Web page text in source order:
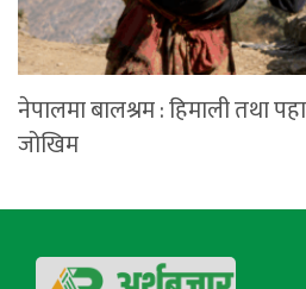
नेपालमा बालश्रम : हिमाली तथा
जोखिम